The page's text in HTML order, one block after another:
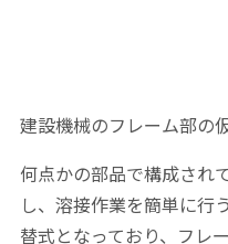
建設機械のフレーム部の
何点かの部品で構成され
し、溶接作業を簡単に行
替式となっており、フレ